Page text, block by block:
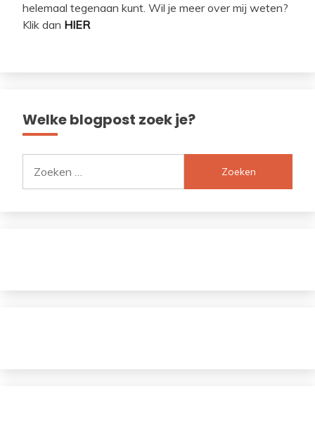
helemaal tegenaan kunt. Wil je meer over mij weten?
Klik dan HIER
Welke blogpost zoek je?
naar: